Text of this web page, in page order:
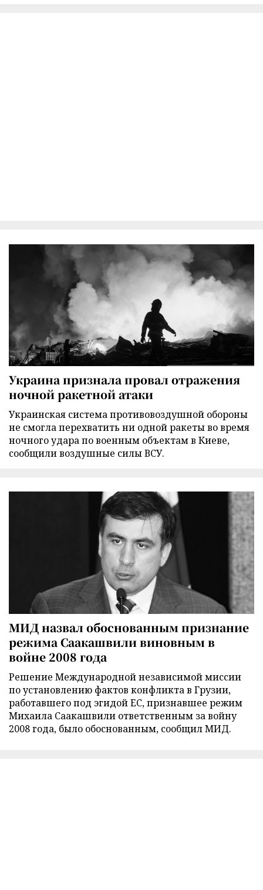
Украина признала провал отражения
ночной ракетной атаки
Украинская система противовоздушной обороны
не смогла перехватить ни одной ракеты во время
ночного удара по военным объектам в Киеве,
сообщили воздушные силы ВСУ.
МИД назвал обоснованным признание
режима Саакашвили виновным в
войне 2008 года
Решение Международной независимой миссии
по установлению фактов конфликта в Грузии,
работавшего под эгидой ЕС, признавшее режим
Михаила Саакашвили ответственным за войну
2008 года, было обоснованным, сообщил МИД.